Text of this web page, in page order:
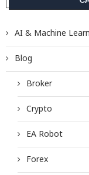
AI & Machine
Blog
Broker
Crypto
EA Robot
Forex